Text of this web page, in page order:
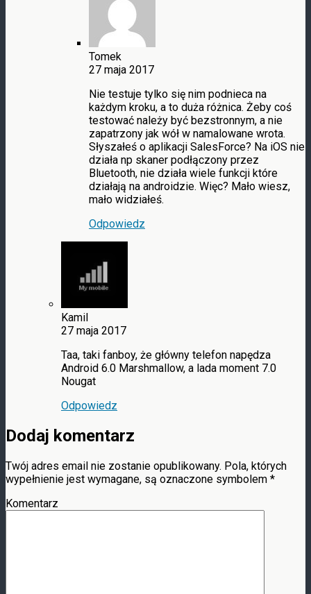
Tomek
27 maja 2017
Nie testuje tylko się nim podnieca na
każdym kroku, a to duża różnica. Żeby coś
testować należy być bezstronnym, a nie
zapatrzony jak wół w namalowane wrota.
Słyszałeś o aplikacji SalesForce? Na iOS nie
działa np skaner podłączony przez
Bluetooth, nie działa wiele funkcji które
działają na androidzie. Więc? Mało wiesz,
mało widziałeś.
Odpowiedz
Kamil
27 maja 2017
Taa, taki fanboy, że główny telefon napędza
Android 6.0 Marshmallow, a lada moment 7.0
Nougat
Odpowiedz
Dodaj komentarz
Twój adres email nie zostanie opublikowany. Pola, których
wypełnienie jest wymagane, są oznaczone symbolem *
Komentarz